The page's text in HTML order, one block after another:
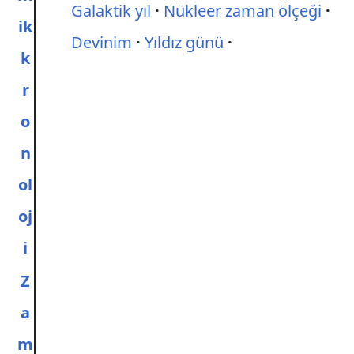
ik
k
r
o
n
ol
oj
i
Galaktik yıl
Nükleer zaman ölçeği
Devinim
Yıldız günü
Z
a
m